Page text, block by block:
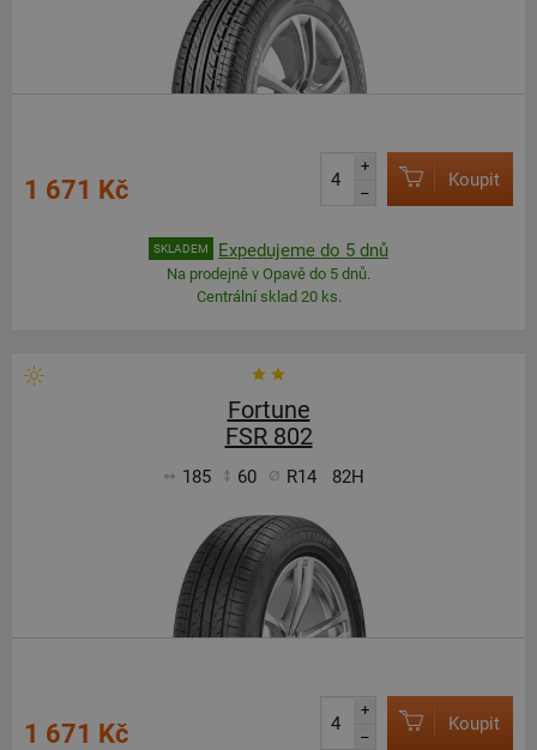
1 671 Kč
+
–
Koupit
SKLADEM Expedujeme do 5 dnů
Na prodejně v Opavě do 5 dnů.
Centrální sklad 20 ks.
Fortune
FSR 802
185 60 R14 82H
1 671 Kč
+
–
Koupit